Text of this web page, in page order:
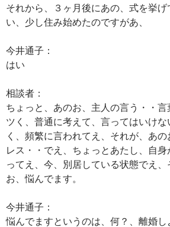
それから、３ヶ月後にあの、式を挙げ
い、少し住み始めたのですがあ、
今井通子：
はい
相談者：
ちょっと、あのお、主人の言う・・
ツく、普通に考えて、言ってはいけな
く、頻繁に言われてえ、それが、あ
レス・・でえ、ちょっとあたし、自身
ってえ、今、別居している状態でえ
お、悩んでます。
今井通子：
悩んでますというのは、何？、離婚し